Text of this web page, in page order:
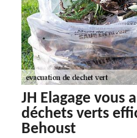
JH Elagage vous
déchets verts
Behoust